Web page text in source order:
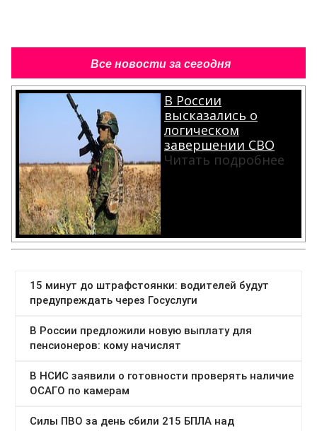
Все новости за сегодня
В России
высказались о
логическом
завершении СВО
Читать подробнее